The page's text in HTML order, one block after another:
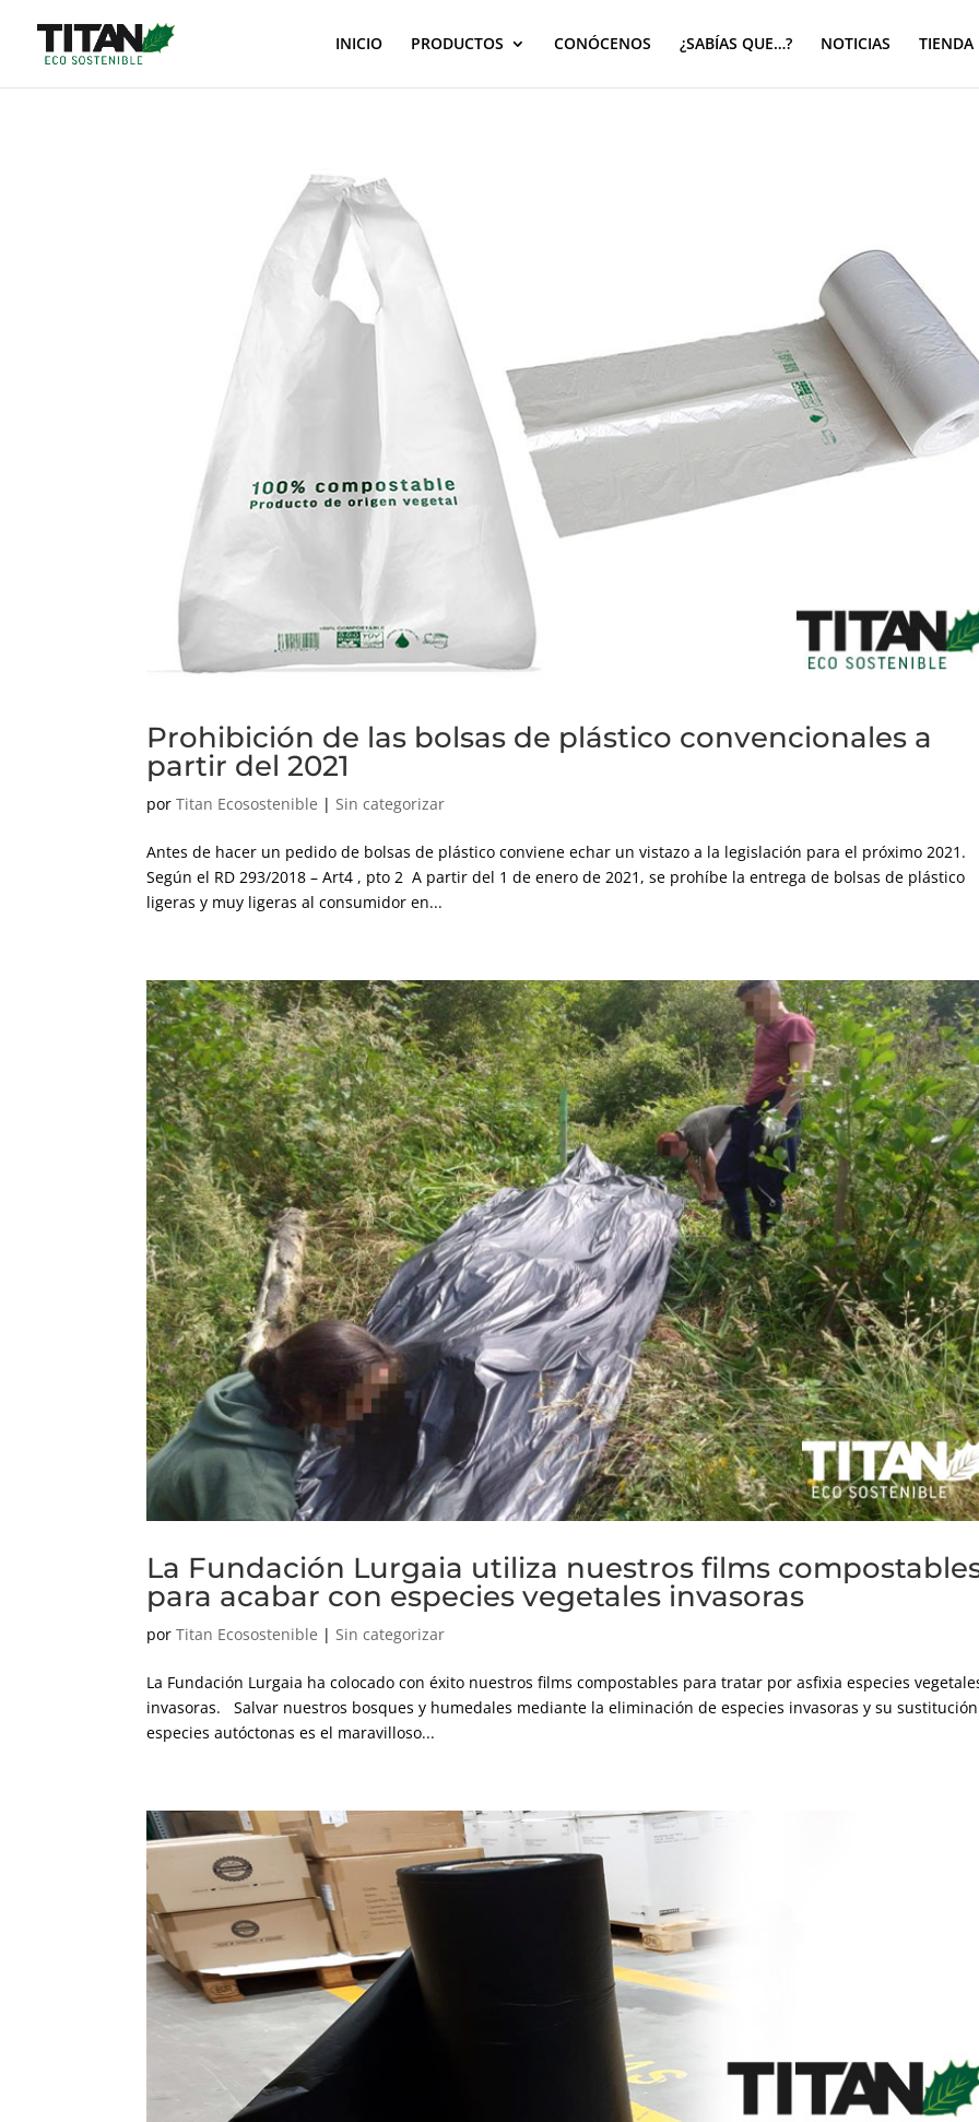
INICIO PRODUCTOS CONÓCENOS ¿SABÍAS QUE…? NOTICIAS TIENDA
Prohibición de las bolsas de plástico convencionales a
partir del 2021
porTitan Ecosostenible | Sin categorizar
Antes de hacer un pedido de bolsas de plástico conviene echar un vistazo a la legislación para el próximo
Según el RD 293/2018 – Art4 , pto 2 A partir del 1 de enero de 2021, se prohíbe la entrega de bolsas de plástico
ligeras y muy ligeras al consumidor en...
La Fundación Lurgaia utiliza nuestros films
para acabar con especies vegetales invasoras
porTitan Ecosostenible | Sin categorizar
La Fundación Lurgaia ha colocado con éxito nuestros films compostables para tratar por asfixia especies
invasoras. Salvar nuestros bosques y humedales mediante la eliminación de especies invasoras y su
especies autóctonas es el maravilloso...